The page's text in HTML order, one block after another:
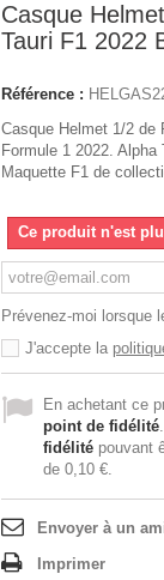
Casque
Tauri F1 2022
Référence :
Casque Helmet 1/2 de
Formule 1 2022.
Maquette F1 de
Ce produit n'est
Prévenez-moi lorsque
J'accepte la
En achetant ce
point de fidélité
fidélité pouvant
de 0,10 €.
Envoyer à un
Imprimer